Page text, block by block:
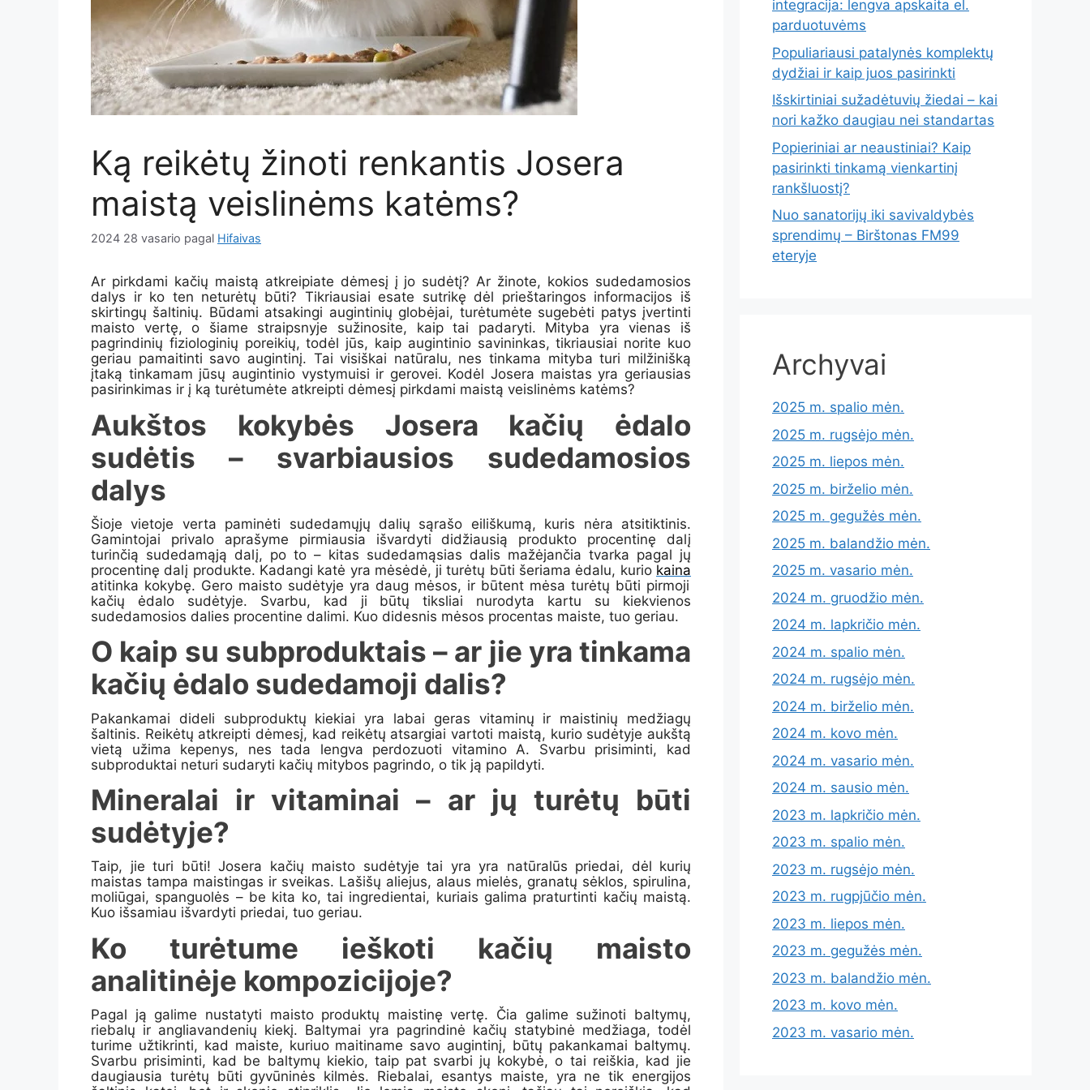
Ką reikėtų žinoti renkantis Josera
maistą veislinėms katėms?
2024 28 vasario pagal Hifaivas
Ar pirkdami kačių maistą atkreipiate dėmesį į jo sudėtį? Ar žinote, kokios sudedamosios
dalys ir ko ten neturėtų būti? Tikriausiai esate sutrikę dėl prieštaringos informacijos iš
skirtingų šaltinių. Būdami atsakingi augintinių globėjai, turėtumėte sugebėti patys įvertinti
maisto vertę, o šiame straipsnyje sužinosite, kaip tai padaryti. Mityba yra vienas iš
pagrindinių fiziologinių poreikių, todėl jūs, kaip augintinio savininkas, tikriausiai norite kuo
geriau pamaitinti savo augintinį. Tai visiškai natūralu, nes tinkama mityba turi milžinišką
įtaką tinkamam jūsų augintinio vystymuisi ir gerovei. Kodėl Josera maistas yra geriausias
pasirinkimas ir į ką turėtumėte atkreipti dėmesį pirkdami maistą veislinėms katėms?
Aukštos kokybės Josera kačių ėdalo
sudėtis – svarbiausios sudedamosios
dalys
Šioje vietoje verta paminėti sudedamųjų dalių sąrašo eiliškumą, kuris nėra atsitiktinis.
Gamintojai privalo aprašyme pirmiausia išvardyti didžiausią produkto procentinę dalį
turinčią sudedamąją dalį, po to – kitas sudedamąsias dalis mažėjančia tvarka pagal jų
procentinę dalį produkte. Kadangi katė yra mėsėdė, ji turėtų būti šeriama ėdalu, kurio kaina
atitinka kokybę. Gero maisto sudėtyje yra daug mėsos, ir būtent mėsa turėtų būti pirmoji
kačių ėdalo sudėtyje. Svarbu, kad ji būtų tiksliai nurodyta kartu su kiekvienos
sudedamosios dalies procentine dalimi. Kuo didesnis mėsos procentas maiste, tuo geriau.
O kaip su subproduktais – ar jie yra tinkama
kačių ėdalo sudedamoji dalis?
Pakankamai dideli subproduktų kiekiai yra labai geras vitaminų ir maistinių medžiagų
šaltinis. Reikėtų atkreipti dėmesį, kad reikėtų atsargiai vartoti maistą, kurio sudėtyje aukštą
vietą užima kepenys, nes tada lengva perdozuoti vitamino A. Svarbu prisiminti, kad
subproduktai neturi sudaryti kačių mitybos pagrindo, o tik ją papildyti.
Mineralai ir vitaminai – ar jų turėtų būti
sudėtyje?
Taip, jie turi būti! Josera kačių maisto sudėtyje tai yra yra natūralūs priedai, dėl kurių
maistas tampa maistingas ir sveikas. Lašišų aliejus, alaus mielės, granatų sėklos, spirulina,
moliūgai, spanguolės – be kita ko, tai ingredientai, kuriais galima praturtinti kačių maistą.
Kuo išsamiau išvardyti priedai, tuo geriau.
Ko turėtume ieškoti kačių maisto
analitinėje kompozicijoje?
Pagal ją galime nustatyti maisto produktų maistinę vertę. Čia galime sužinoti baltymų,
riebalų ir angliavandenių kiekį. Baltymai yra pagrindinė kačių statybinė medžiaga, todėl
turime užtikrinti, kad maiste, kuriuo maitiname savo augintinį, būtų pakankamai baltymų.
Svarbu prisiminti, kad be baltymų kiekio, taip pat svarbi jų kokybė, o tai reiškia, kad jie
daugiausia turėtų būti gyvūninės kilmės. Riebalai, esantys maiste, yra ne tik energijos
integracija: lengva apskaita el.
parduotuvėms
Populiariausi patalynės komplektų
dydžiai ir kaip juos pasirinkti
Išskirtiniai sužadėtuvių žiedai – kai
nori kažko daugiau nei standartas
Popieriniai ar neaustiniai? Kaip
pasirinkti tinkamą vienkartinį
rankšluostį?
Nuo sanatorijų iki savivaldybės
sprendimų – Birštonas FM99
eteryje
Archyvai
2025 m. spalio mėn.
2025 m. rugsėjo mėn.
2025 m. liepos mėn.
2025 m. birželio mėn.
2025 m. gegužės mėn.
2025 m. balandžio mėn.
2025 m. vasario mėn.
2024 m. gruodžio mėn.
2024 m. lapkričio mėn.
2024 m. spalio mėn.
2024 m. rugsėjo mėn.
2024 m. birželio mėn.
2024 m. kovo mėn.
2024 m. vasario mėn.
2024 m. sausio mėn.
2023 m. lapkričio mėn.
2023 m. spalio mėn.
2023 m. rugsėjo mėn.
2023 m. rugpjūčio mėn.
2023 m. liepos mėn.
2023 m. gegužės mėn.
2023 m. balandžio mėn.
2023 m. kovo mėn.
2023 m. vasario mėn.